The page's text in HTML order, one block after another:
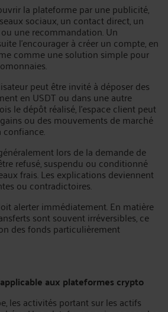
la plateforme par une publicité,
sociaux, un contact direct, un
une recommandation. Un
l’encourager à créer un compte, en
comme une solution simple pour
peut être invité à déposer des
en USDT ou dans une autre
le dépôt réalisé, l’espace client peut
ou des mouvements de marché
confiance.
lors de la demande de
refusé, suspendu ou conditionné
frais. Les explications deviennent
ou contradictoires.
alerter immédiatement. En matière
sont souvent irréversibles, ce
des fonds particulièrement
aux plateformes crypto
les activités portant sur les actifs